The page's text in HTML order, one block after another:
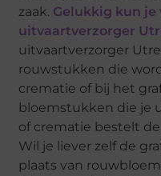
zaak. Gelukkig kun je
uitvaartverzorger
uitvaartverzorger
rouwstukken die
crematie of bij het
bloemstukken die je
of crematie bestelt
Wil je liever zelf de
plaats van